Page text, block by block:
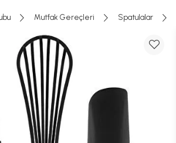
Mutfak Gereçleri Spatulalar